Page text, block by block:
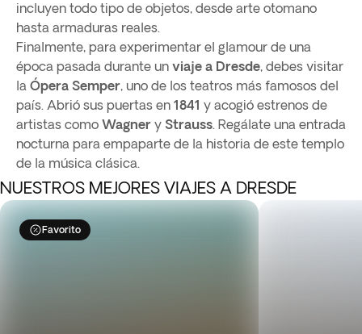
incluyen todo tipo de objetos, desde arte otomano
hasta armaduras reales.
Finalmente, para experimentar el glamour de una
época pasada durante un viaje a Dresde, debes visitar
la Ópera Semper, uno de los teatros más famosos del
país. Abrió sus puertas en 1841 y acogió estrenos de
artistas como Wagner y Strauss. Regálate una entrada
nocturna para empaparte de la historia de este templo
de la música clásica.
NUESTROS MEJORES VIAJES A DRESDE
Favorito